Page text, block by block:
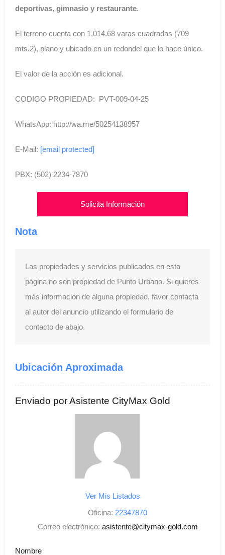
deportivas, gimnasio y restaurante.
El terreno cuenta con 1,014.68 varas cuadradas (709
mts.2), plano y ubicado en un redondel que lo hace único.
El valor de la acción es adicional.
CODIGO PROPIEDAD: PVT-009-04-25
WhatsApp: http://wa.me/50254138957
E-Mail: [email protected]
PBX: (502) 2234-7870
Solicita Información
Nota
Las propiedades y servicios publicados en esta
página no son propiedad de Punto Urbano. Si quieres
más informacion de alguna propiedad, favor contacta
al autor del anuncio utilizando el formulario de
contacto de abajo.
Ubicación Aproximada
Enviado por Asistente CityMax Gold
Ver Mis Listados
Oficina: 22347870
Correo electrónico: asistente@citymax-gold.com
Nombre